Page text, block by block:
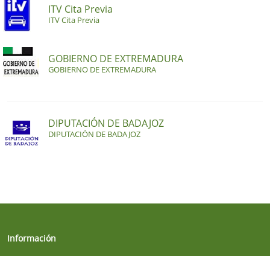
ITV Cita Previa
ITV Cita Previa
GOBIERNO DE EXTREMADURA
GOBIERNO DE EXTREMADURA
DIPUTACIÓN DE BADAJOZ
DIPUTACIÓN DE BADAJOZ
Información